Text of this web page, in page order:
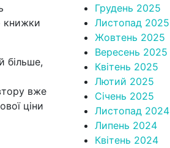
книжки
більше,
вже
ціни
Грудень 2025
Листопад 2025
Жовтень 2025
Вересень 2025
Квітень 2025
Лютий 2025
Січень 2025
Листопад 2024
Липень 2024
Квітень 2024